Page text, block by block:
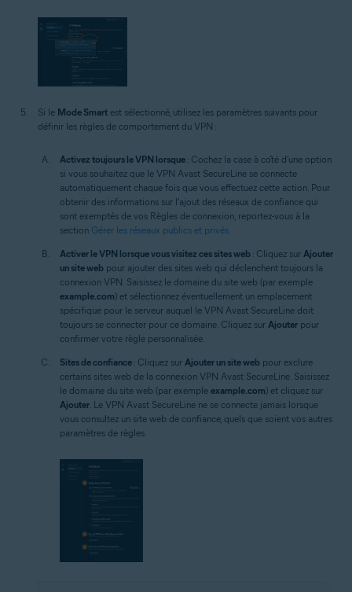
Si le Mode Smart est sélectionné, utilisez les paramètres suivants pour
définir les règles de comportement du VPN :
Activez toujours le VPN lorsque : Cochez la case à côté d'une option
si vous souhaitez que le VPN Avast SecureLine se connecte
automatiquement chaque fois que vous effectuez cette action. Pour
obtenir des informations sur l'ajout des réseaux de confiance qui
sont exemptés de vos Règles de connexion, reportez-vous à la
section Gérer les réseaux publics et privés
Activer le VPN lorsque vous visitez ces sites web : Cliquez sur Ajouter
un site web pour ajouter des sites web qui déclenchent toujours la
connexion VPN. Saisissez le domaine du site web (par exemple
example.com) et sélectionnez éventuellement un emplacement
spécifique pour le serveur auquel le VPN Avast SecureLine doit
toujours se connecter pour ce domaine. Cliquez sur Ajouter pour
confirmer votre règle personnalisée.
Sites de confiance : Cliquez sur Ajouter un site web pour exclure
certains sites web de la connexion VPN Avast SecureLine. Saisissez
le domaine du site web (par exemple example.com) et cliquez sur
Ajouter . Le VPN Avast SecureLine ne se connecte jamais lorsque
vous consultez un site web de confiance, quels que soient vos autres
paramètres de règles.